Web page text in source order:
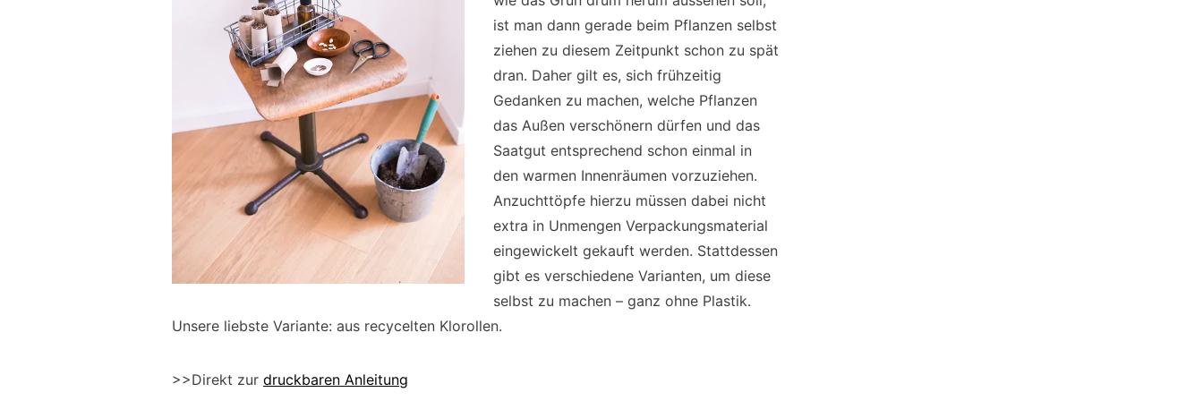
ist man dann gerade beim Pflanzen selbst
ziehen zu diesem Zeitpunkt schon zu spät
dran. Daher gilt es, sich frühzeitig
Gedanken zu machen, welche Pflanzen
das Außen verschönern dürfen und das
Saatgut entsprechend schon einmal in
den warmen Innenräumen vorzuziehen.
Anzuchttöpfe hierzu müssen dabei nicht
extra in Unmengen Verpackungsmaterial
eingewickelt gekauft werden. Stattdessen
gibt es verschiedene Varianten, um diese
selbst zu machen – ganz ohne Plastik.
Unsere liebste Variante: aus recycelten Klorollen.
>>Direkt zur druckbaren Anleitung